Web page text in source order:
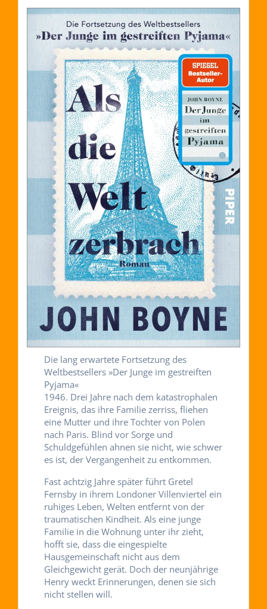
Die lang erwartete Fortsetzung des
Weltbestsellers »Der Junge im gestreiften
Pyjama«
1946. Drei Jahre nach dem katastrophalen
Ereignis, das ihre Familie zerriss, fliehen
eine Mutter und ihre Tochter von Polen
nach Paris. Blind vor Sorge und
Schuldgefühlen ahnen sie nicht, wie schwer
es ist, der Vergangenheit zu entkommen.
Fast achtzig Jahre später führt Gretel
Fernsby in ihrem Londoner Villenviertel ein
ruhiges Leben, Welten entfernt von der
traumatischen Kindheit. Als eine junge
Familie in die Wohnung unter ihr zieht,
hofft sie, dass die eingespielte
Hausgemeinschaft nicht aus dem
Gleichgewicht gerät. Doch der neunjährige
Henry weckt Erinnerungen, denen sie sich
nicht stellen will.